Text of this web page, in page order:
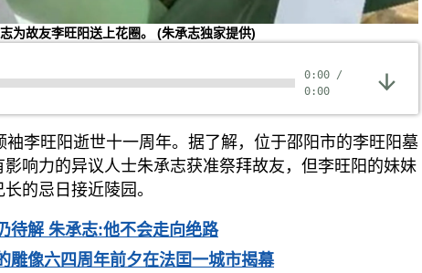
为故友李旺阳送上花圈。 (朱承志独家提供)
0:00 /
0:00
袖李旺阳逝世十一周年。据了解，位于邵阳市的李旺阳墓
响力的异议人士朱承志获准祭拜故友，但李旺阳的妹妹
的忌日接近陵园。
待解 朱承志:他不会走向绝路
雕像六四周年前夕在法囯一城市揭幕